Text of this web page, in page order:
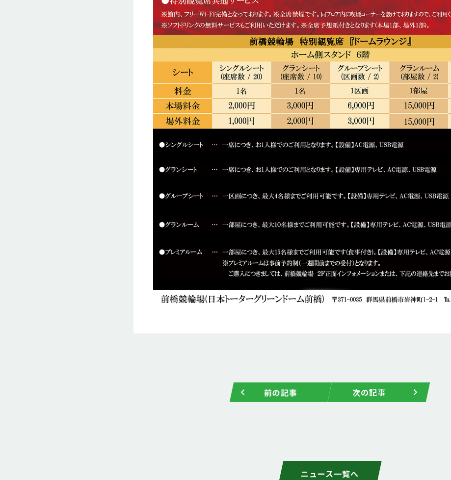
前の記事 次の記事
ニュース一覧へ